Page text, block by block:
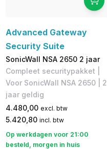
Advanced Gateway
Security Suite
SonicWall NSA 2650 2 jaar
Compleet securitypakket |
Voor SonicWall NSA 2650 | 2
jaar geldig
4.480,00 excl. btw
5.420,80 incl. btw
Op werkdagen voor 21:00
besteld, morgen in huis